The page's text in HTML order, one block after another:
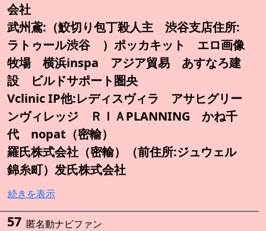
会社
武州鳶:（鮫切り包丁殺人主 渋谷支店住所:
ラトゥール渋谷 ）ポッカキット エロ画像
牧場 横浜inspa アジア貿易 あすなろ建
設 ビルドサポート圏央
Vclinic IP他:レディスヴィラ アサヒグリー
ンヴィレッジ ＲＩＡPLANNING かね千
代 nopat（密輸）
羅氏株式会社（密輸）（前住所:ジュウェル
錦糸町）发氏株式会社
続きを表示
57 匿名動ナビファン